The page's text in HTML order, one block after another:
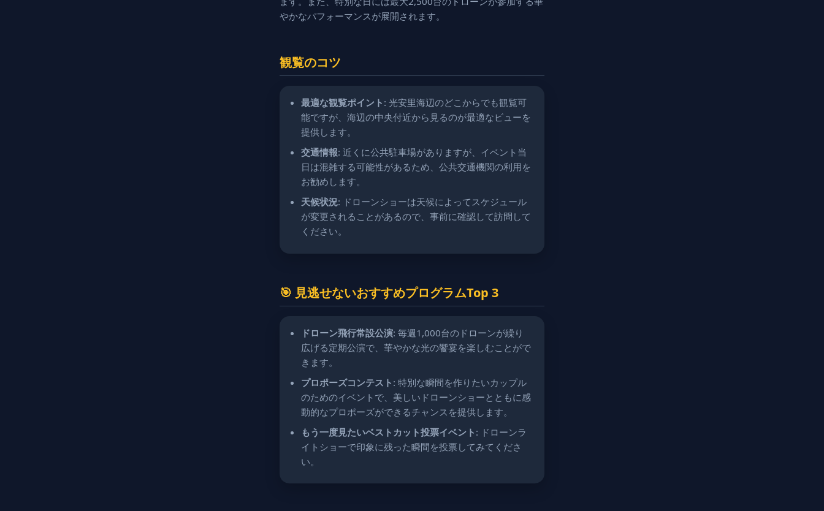
やかなパフォーマンスが展開されます。
観覧のコツ
最適な観覧ポイント : 光安里海辺のどこからでも観覧可
能ですが、海辺の中央付近から見るのが最適なビューを
提供します。
交通情報: 近くに公共駐車場がありますが、イベント当
日は混雑する可能性があるため、公共交通機関の利用を
お勧めします。
天候状況: ドローンショーは天候によってスケジュール
が変更されることがあるので、事前に確認して訪問して
ください。
🎯 見逃せないおすすめプログラムTop 3
ドローン飛行常設公演: 毎週1,000台のドローンが繰り
広げる定期公演で、華やかな光の饗宴を楽しむことがで
きます。
プロポーズコンテスト : 特別な瞬間を作りたいカップル
のためのイベントで、美しいドローンショーとともに感
動的なプロポーズができるチャンスを提供します。
もう一度見たいベストカット投票イベント : ドローンラ
イトショーで印象に残った瞬間を投票してみてくださ
い。